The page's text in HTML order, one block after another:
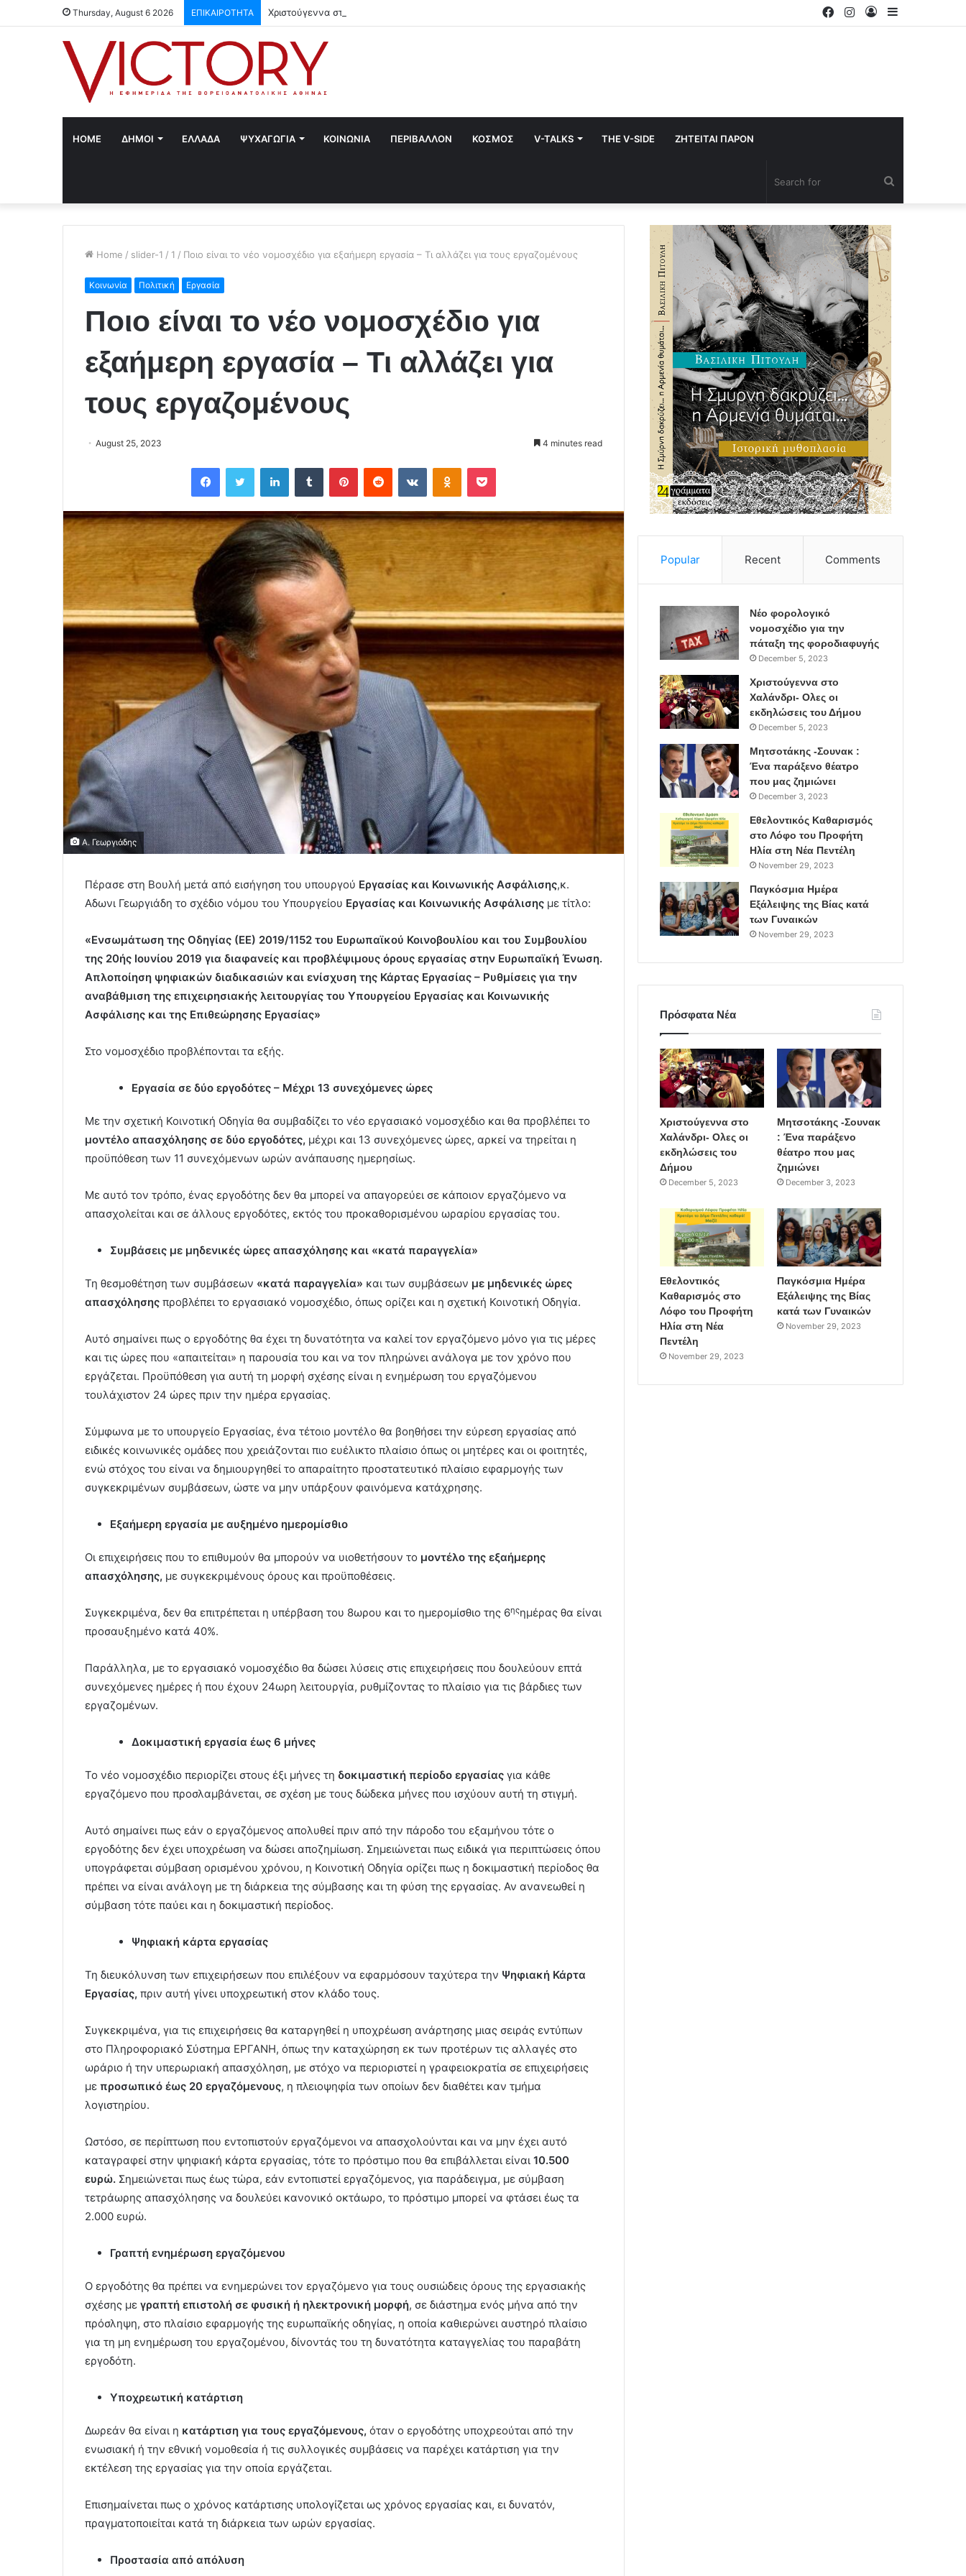
Thursday, August 6 2026 ΕΠΙΚΑΙΡΟΤΗΤΑ Χριστούγεννα στο Χαλάνδρι- Ολες οι εκδηλώσεις του Δήμου
Log
Instagram
Facebook
HOME ΔΗΜΟΙ ΕΛΛΑΔΑ ΨΥΧΑΓΩΓΙΑ ΚΟΙΝΩΝΙΑ ΠΕΡΙΒΑΛΛΟΝ ΚΟΣΜΟΣ V-TALKS THE V-SIDE ΖΗΤΕΙΤΑΙ ΠΑΡΟΝ
Home / slider-1 / 1 / Ποιο είναι το νέο νομοσχέδιο για εξαήμερη εργασία – Τι αλλάζει για τους εργαζομένους
Κοινωνία Πολιτική Εργασία
Ποιο είναι το νέο νομοσχέδιο για
εξαήμερη εργασία – Τι αλλάζει για
τους εργαζομένους
August 25, 2023 4 minutes read
Α. Γεωργιάδης
Πέρασε στη Βουλή μετά από εισήγηση του υπουργού Εργασίας και Κοινωνικής Ασφάλισης,κ.
Αδωνι Γεωργιάδη το σχέδιο νόμου του Υπουργείου Εργασίας και Κοινωνικής Ασφάλισης με τίτλο:
«Ενσωμάτωση της Οδηγίας (ΕΕ) 2019/1152 του Ευρωπαϊκού Κοινοβουλίου και του Συμβουλίου
της 20ής Ιουνίου 2019 για διαφανείς και προβλέψιμους όρους εργασίας στην Ευρωπαϊκή Ένωση.
Απλοποίηση ψηφιακών διαδικασιών και ενίσχυση της Κάρτας Εργασίας – Ρυθμίσεις για την
αναβάθμιση της επιχειρησιακής λειτουργίας του Υπουργείου Εργασίας και Κοινωνικής
Ασφάλισης και της Επιθεώρησης Εργασίας»
Στο νομοσχέδιο προβλέπονται τα εξής.
Εργασία σε δύο εργοδότες – Μέχρι 13 συνεχόμενες ώρες
Με την σχετική Κοινοτική Οδηγία θα συμβαδίζει το νέο εργασιακό νομοσχέδιο και θα προβλέπει το
μοντέλο απασχόλησης σε δύο εργοδότες, μέχρι και 13 συνεχόμενες ώρες, αρκεί να τηρείται η
προϋπόθεση των 11 συνεχόμενων ωρών ανάπαυσης ημερησίως.
Με αυτό τον τρόπο, ένας εργοδότης δεν θα μπορεί να απαγορεύει σε κάποιον εργαζόμενο να
απασχολείται και σε άλλους εργοδότες, εκτός του προκαθορισμένου ωραρίου εργασίας του.
Συμβάσεις με μηδενικές ώρες απασχόλησης και «κατά παραγγελία»
Τη θεσμοθέτηση των συμβάσεων «κατά παραγγελία» και των συμβάσεων με μηδενικές ώρες
απασχόλησης προβλέπει το εργασιακό νομοσχέδιο, όπως ορίζει και η σχετική Κοινοτική Οδηγία.
Αυτό σημαίνει πως ο εργοδότης θα έχει τη δυνατότητα να καλεί τον εργαζόμενο μόνο για τις μέρες
και τις ώρες που «απαιτείται» η παρουσία του και να τον πληρώνει ανάλογα με τον χρόνο που
εργάζεται. Προϋπόθεση για αυτή τη μορφή σχέσης είναι η ενημέρωση του εργαζόμενου
τουλάχιστον 24 ώρες πριν την ημέρα εργασίας.
Σύμφωνα με το υπουργείο Εργασίας, ένα τέτοιο μοντέλο θα βοηθήσει την εύρεση εργασίας από
ειδικές κοινωνικές ομάδες που χρειάζονται πιο ευέλικτο πλαίσιο όπως οι μητέρες και οι φοιτητές,
ενώ στόχος του είναι να δημιουργηθεί το απαραίτητο προστατευτικό πλαίσιο εφαρμογής των
συγκεκριμένων συμβάσεων, ώστε να μην υπάρξουν φαινόμενα κατάχρησης.
Εξαήμερη εργασία με αυξημένο ημερομίσθιο
Οι επιχειρήσεις που το επιθυμούν θα μπορούν να υιοθετήσουν το μοντέλο της εξαήμερης
απασχόλησης, με συγκεκριμένους όρους και προϋποθέσεις.
Συγκεκριμένα, δεν θα επιτρέπεται η υπέρβαση του 8ωρου και το ημερομίσθιο της 6ηςημέρας θα είναι
προσαυξημένο κατά 40%.
Παράλληλα, με το εργασιακό νομοσχέδιο θα δώσει λύσεις στις επιχειρήσεις που δουλεύουν επτά
συνεχόμενες ημέρες ή που έχουν 24ωρη λειτουργία, ρυθμίζοντας το πλαίσιο για τις βάρδιες των
εργαζομένων.
Δοκιμαστική εργασία έως 6 μήνες
Το νέο νομοσχέδιο περιορίζει στους έξι μήνες τη δοκιμαστική περίοδο εργασίας για κάθε
εργαζόμενο που προσλαμβάνεται, σε σχέση με τους δώδεκα μήνες που ισχύουν αυτή τη στιγμή.
Αυτό σημαίνει πως εάν ο εργαζόμενος απολυθεί πριν από την πάροδο του εξαμήνου τότε ο
εργοδότης δεν έχει υποχρέωση να δώσει αποζημίωση. Σημειώνεται πως ειδικά για περιπτώσεις όπου
υπογράφεται σύμβαση ορισμένου χρόνου, η Κοινοτική Οδηγία ορίζει πως η δοκιμαστική περίοδος θα
πρέπει να είναι ανάλογη με τη διάρκεια της σύμβασης και τη φύση της εργασίας. Αν ανανεωθεί η
σύμβαση τότε παύει και η δοκιμαστική περίοδος.
Ψηφιακή κάρτα εργασίας
Τη διευκόλυνση των επιχειρήσεων που επιλέξουν να εφαρμόσουν ταχύτερα την Ψηφιακή Κάρτα
Εργασίας, πριν αυτή γίνει υποχρεωτική στον κλάδο τους.
Συγκεκριμένα, για τις επιχειρήσεις θα καταργηθεί η υποχρέωση ανάρτησης μιας σειράς εντύπων
στο Πληροφοριακό Σύστημα ΕΡΓΑΝΗ, όπως την καταχώρηση εκ των προτέρων τις αλλαγές στο
ωράριο ή την υπερωριακή απασχόληση, με στόχο να περιοριστεί η γραφειοκρατία σε επιχειρήσεις
με προσωπικό έως 20 εργαζόμενους, η πλειοψηφία των οποίων δεν διαθέτει καν τμήμα
λογιστηρίου.
Ωστόσο, σε περίπτωση που εντοπιστούν εργαζόμενοι να απασχολούνται και να μην έχει αυτό
καταγραφεί στην ψηφιακή κάρτα εργασίας, τότε το πρόστιμο που θα επιβάλλεται είναι 10.500
ευρώ. Σημειώνεται πως έως τώρα, εάν εντοπιστεί εργαζόμενος, για παράδειγμα, με σύμβαση
τετράωρης απασχόλησης να δουλεύει κανονικό οκτάωρο, το πρόστιμο μπορεί να φτάσει έως τα
2.000 ευρώ.
Γραπτή ενημέρωση εργαζόμενου
Ο εργοδότης θα πρέπει να ενημερώνει τον εργαζόμενο για τους ουσιώδεις όρους της εργασιακής
σχέσης με γραπτή επιστολή σε φυσική ή ηλεκτρονική μορφή, σε διάστημα ενός μήνα από την
πρόσληψη, στο πλαίσιο εφαρμογής της ευρωπαϊκής οδηγίας, η οποία καθιερώνει αυστηρό πλαίσιο
για τη µη ενηµέρωση του εργαζοµένου, δίνοντάς του τη δυνατότητα καταγγελίας του παραβάτη
εργοδότη.
Υποχρεωτική κατάρτιση
Δωρεάν θα είναι η κατάρτιση για τους εργαζόμενους, όταν ο εργοδότης υποχρεούται από την
ενωσιακή ή την εθνική νομοθεσία ή τις συλλογικές συμβάσεις να παρέχει κατάρτιση για την
εκτέλεση της εργασίας για την οποία εργάζεται.
Επισημαίνεται πως ο χρόνος κατάρτισης υπολογίζεται ως χρόνος εργασίας και, ει δυνατόν,
πραγματοποιείται κατά τη διάρκεια των ωρών εργασίας.
Προστασία από απόλυση
Popular Recent Comments
Νέο φορολογικό
νομοσχέδιο για την
πάταξη της φοροδιαφυγής
December 5, 2023
Χριστούγεννα στο
Χαλάνδρι- Ολες οι
εκδηλώσεις του Δήμου
December 5, 2023
Μητσοτάκης -Σουνακ :
Ένα παράξενο θέατρο
που μας ζημιώνει
December 3, 2023
Εθελοντικός Καθαρισμός
στο Λόφο του Προφήτη
Ηλία στη Νέα Πεντέλη
November 29, 2023
Παγκόσμια Ημέρα
Εξάλειψης της Βίας κατά
των Γυναικών
November 29, 2023
Πρόσφατα Νέα
Χριστούγεννα στο
Χαλάνδρι- Ολες οι
εκδηλώσεις του
Δήμου
December 5, 2023
Μητσοτάκης -Σουνακ
: Ένα παράξενο
θέατρο που μας
ζημιώνει
December 3, 2023
Εθελοντικός
Καθαρισμός στο
Λόφο του Προφήτη
Ηλία στη Νέα
Πεντέλη
November 29, 2023
Παγκόσμια Ημέρα
Εξάλειψης της Βίας
κατά των Γυναικών
November 29, 2023